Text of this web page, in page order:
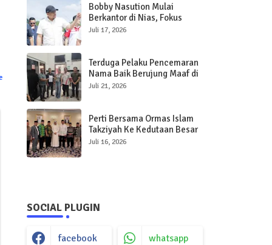
Bobby Nasution Mulai
Berkantor di Nias, Fokus
Percepat Pembangunan
Juli 17, 2026
Terduga Pelaku Pencemaran
Nama Baik Berujung Maaf di
Polres Sibolga
Juli 21, 2026
Perti Bersama Ormas Islam
Takziyah Ke Kedutaan Besar
Qatar
Juli 16, 2026
SOCIAL PLUGIN
facebook whatsapp